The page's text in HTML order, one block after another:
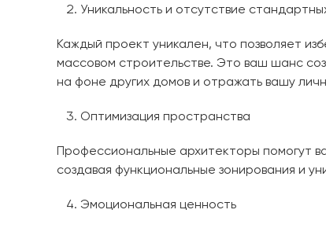
Уникальность и отсутствие
Каждый проект уникален, что позволяет
массовом строительстве. Это ваш шанс
на фоне других домов и отражать вашу
Оптимизация пространства
Профессиональные архитекторы помогут
создавая функциональные зонирования и
Эмоциональная ценность